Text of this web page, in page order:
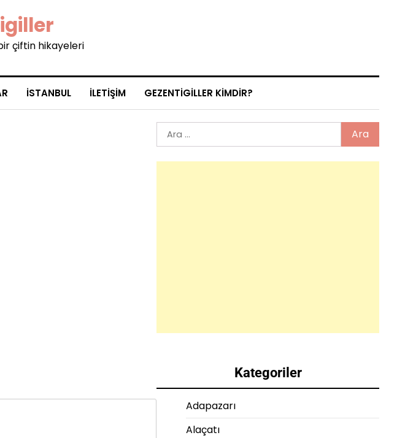
çiftin hikayeleri
İSTANBUL İLETIŞIM GEZENTIGILLER KIMDIR?
Arama:
Kategoriler
Adapazarı
Alaçatı